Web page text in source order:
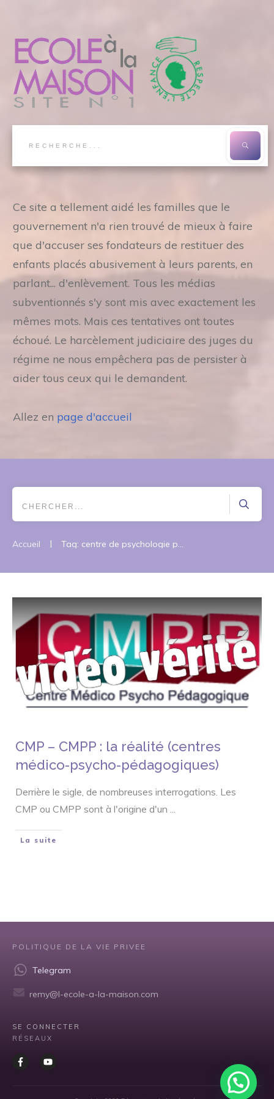
Ce site a tellement aidé les familles que le
gouvernement n'a rien trouvé de mieux à faire
que d'accuser ses fondateurs de restituer des
enfants placés abusivement à leurs parents, en
parlant... d'enlèvement. Tous les médias
subventionnés s'y sont mis avec exactement les
mêmes mots. Mais ces tentatives ont toutes
échoué. Le harcèlement judiciaire des juges du
régime ne nous empêchera pas de persister à
aider tous ceux qui le demandent.
Allez en page d'accueil
Accueil | Tag: centre de psychologie paris
CMP – CMPP : la réalité (centres
médico-psycho-pédagogiques)
Derrière le sigle, de nombreuses interrogations. Les
CMP ou CMPP sont à l'origine d'un
La suite
POLITIQUE DE LA VIE PRIVEE
Telegram
remy@l-ecole-a-la-maison.com
SE CONNECTER
RÉSEAUX